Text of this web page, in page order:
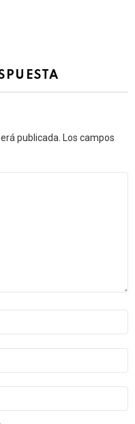
publicada.
Los campos